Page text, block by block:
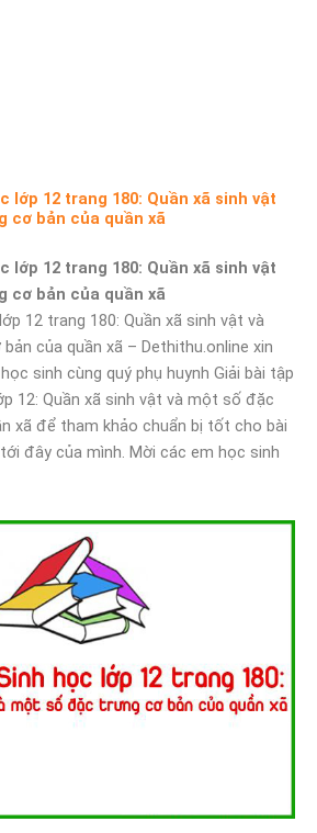
lớp 12 trang 180: Quần xã sinh vật
cơ bản của quần xã
lớp 12 trang 180: Quần xã sinh vật
cơ bản của quần xã
12 trang 180: Quần xã sinh vật và
của quần xã – Dethithu.online xin
sinh cùng quý phụ huynh Giải bài tập
12: Quần xã sinh vật và một số đặc
xã để tham khảo chuẩn bị tốt cho bài
đây của mình. Mời các em học sinh